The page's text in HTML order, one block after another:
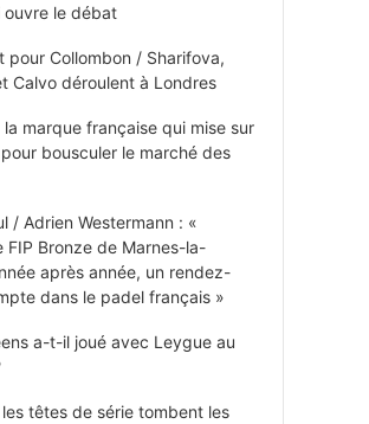
ouvre le débat
pour Collombon / Sharifova,
Calvo déroulent à Londres
la marque française qui mise sur
bousculer le marché des
/ Adrien Westermann : «
FIP Bronze de Marnes-la-
après année, un rendez-
dans le padel français »
a-t-il joué avec Leygue au
les têtes de série tombent les